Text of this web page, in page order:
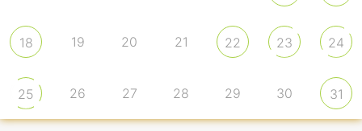
18 19 20 21 22 23 24
25 26 27 28 29 30 31